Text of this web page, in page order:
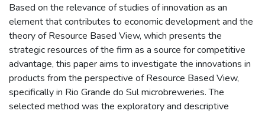
Based on the relevance of studies of innovation as an
element that contributes to economic development and the
theory of Resource Based View, which presents the
strategic resources of the firm as a source for competitive
advantage, this paper aims to investigate the innovations in
products from the perspective of Resource Based View,
specifically in Rio Grande do Sul microbreweries. The
selected method was the exploratory and descriptive